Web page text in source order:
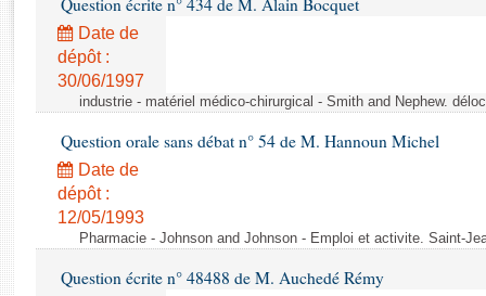
Rapports d'enquête
Rapports législatifs
Rapports sur l'application des lois
Baromètre de l’application des lois
Dossiers législatifs
Budget et sécurité sociale
Questions écrites et orales
Comptes rendus des débats
Question écrite n° 434 de M. Alain Bocquet
Date de
dépôt :
30/06/1997
industrie - matériel médico-chirurgical - Smith and Nephew.
Question orale sans débat n° 54 de M. Hannoun Michel
Date de
dépôt :
12/05/1993
Pharmacie - Johnson and Johnson - Emploi et activite. Saint-
Question écrite n° 48488 de M. Auchedé Rémy